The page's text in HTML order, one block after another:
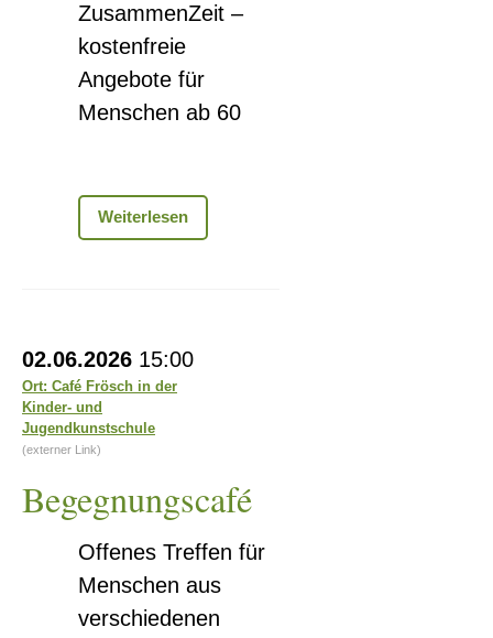
ZusammenZeit –
kostenfreie
Angebote für
Menschen ab 60
WeiterlesenKreativzeit
-
02.06.2026 15:00
Ort: Café Frösch in der
Kinder- und
Jugendkunstschule
(externer Link)
Begegnungscafé
Offenes Treffen für
Menschen aus
verschiedenen